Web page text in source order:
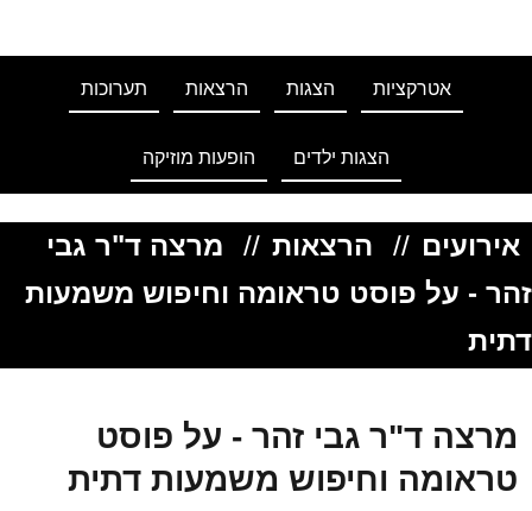
אטרקציות הצגות הרצאות תערוכות
הצגות ילדים הופעות מוזיקה
אירועים // הרצאות //
מרצה ד"ר גבי
זהר - על פוסט טראומה וחיפוש משמעות
דתית
מרצה ד"ר גבי זהר - על פוסט
טראומה וחיפוש משמעות דתית